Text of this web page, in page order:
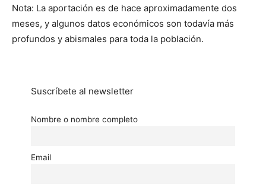
Nota: La aportación es de hace aproximadamente dos
meses, y algunos datos económicos son todavía más
profundos y abismales para toda la población.
Suscríbete al newsletter
Nombre o nombre completo
Email